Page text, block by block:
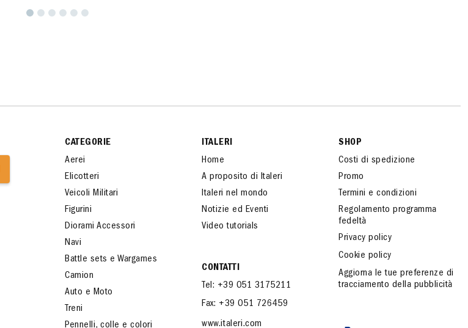
CATEGORIE
Aerei
Elicotteri
Veicoli Militari
Figurini
Diorami Accessori
Navi
Battle sets e Wargames
Camion
Auto e Moto
Treni
Pennelli, colle e colori
ITALERI
Home
A proposito di Italeri
Italeri nel mondo
Notizie ed Eventi
Video tutorials
CONTATTI
Tel: +39 051 3175211
Fax: +39 051 726459
www.italeri.com
SHOP
Costi di spedizione
Promo
Termini e condizioni
Regolamento programma
fedeltà
Privacy policy
Cookie policy
Aggiorna le tue preferenze di
tracciamento della pubblicità